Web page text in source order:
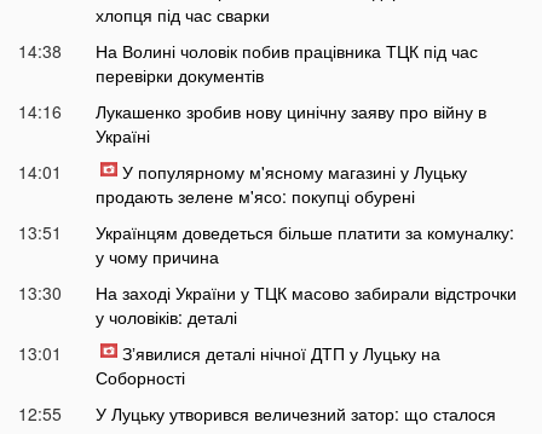
хлопця під час сварки
14:38
На Волині чоловік побив працівника ТЦК під час
перевірки документів
14:16
Лукашенко зробив нову цинічну заяву про війну в
Україні
14:01
У популярному м'ясному магазині у Луцьку
продають зелене м'ясо: покупці обурені
13:51
Українцям доведеться більше платити за комуналку:
у чому причина
13:30
На заході України у ТЦК масово забирали відстрочки
у чоловіків: деталі
13:01
Зʼявилися деталі нічної ДТП у Луцьку на
Соборності
12:55
У Луцьку утворився величезний затор: що сталося